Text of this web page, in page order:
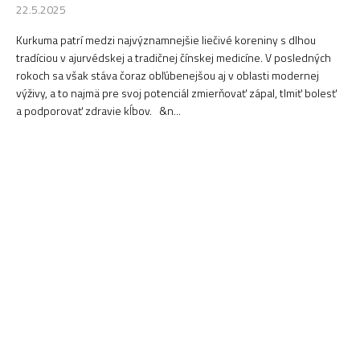
22.5.2025
Kurkuma patrí medzi najvýznamnejšie liečivé koreniny s dlhou
tradíciou v ajurvédskej a tradičnej čínskej medicíne. V posledných
rokoch sa však stáva čoraz obľúbenejšou aj v oblasti modernej
výživy, a to najmä pre svoj potenciál zmierňovať zápal, tlmiť bolesť
a podporovať zdravie kĺbov. &n...